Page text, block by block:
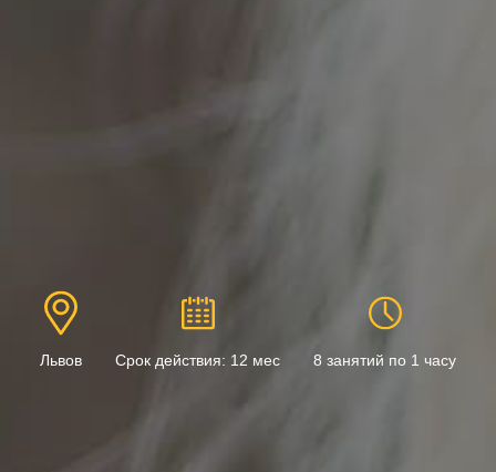
Львов Срок действия: 12 мес 8 занятий по 1 часу